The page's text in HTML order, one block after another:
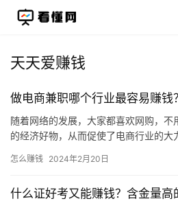
天天爱赚钱
做电商兼职哪个行业最容易赚钱？
随着网络的发展，大家都喜欢网购，不
的经济好物，从而促使了电商行业的
上开店…
怎么赚钱 2024年2月20日
什么证好考又能赚钱？含金量高